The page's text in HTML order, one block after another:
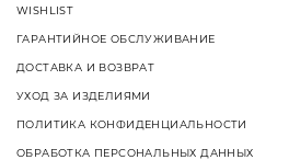
WISHLIST
ГАРАНТИЙНОЕ ОБСЛУЖИВАНИЕ
ДОСТАВКА И ВОЗВРАТ
УХОД ЗА ИЗДЕЛИЯМИ
ПОЛИТИКА КОНФИДЕНЦИАЛЬНОСТИ
ОБРАБОТКА ПЕРСОНАЛЬНЫХ ДАННЫХ